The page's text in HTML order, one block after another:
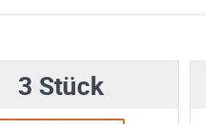
3 Stück